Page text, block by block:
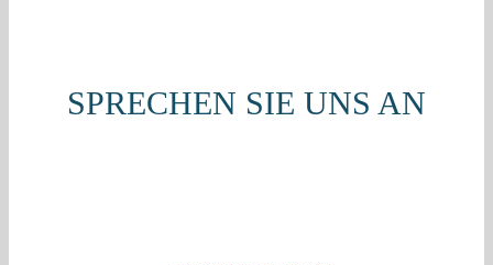
SPRECHEN SIE UNS AN